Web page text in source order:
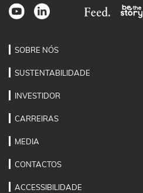
SOBRE NÓS
SUSTENTABILIDADE
INVESTIDOR
CARREIRAS
MEDIA
CONTACTOS
ACCESSIBILIDADE